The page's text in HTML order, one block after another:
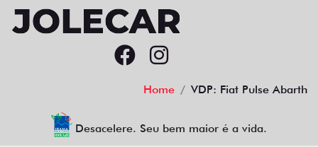
Home VDP: Fiat Pulse Abarth
Desacelere. Seu bem maior é a vida.